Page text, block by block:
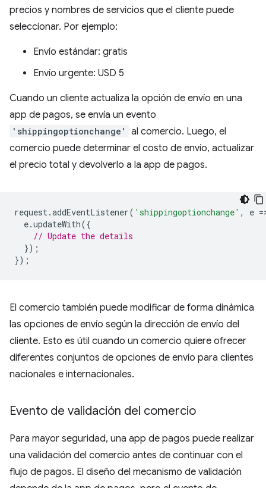
precios y nombres de servicios que el cliente puede
seleccionar. Por ejemplo:
Envío estándar: gratis
Envío urgente: USD 5
Cuando un cliente actualiza la opción de envío en una
app de pagos, se envía un evento
'shippingoptionchange'
al comercio. Luego, el
comercio puede determinar el costo de envío, actualizar
el precio total y devolverlo a la app de pagos.
request.addEventListener( 'shippingoptionchange' , e =
e.updateWith({
// Update the details
});
});
El comercio también puede modificar de forma dinámica
las opciones de envío según la dirección de envío del
cliente. Esto es útil cuando un comercio quiere ofrecer
diferentes conjuntos de opciones de envío para clientes
nacionales e internacionales.
Evento de validación del comercio
Para mayor seguridad, una app de pagos puede realizar
una validación del comercio antes de continuar con el
flujo de pagos. El diseño del mecanismo de validación